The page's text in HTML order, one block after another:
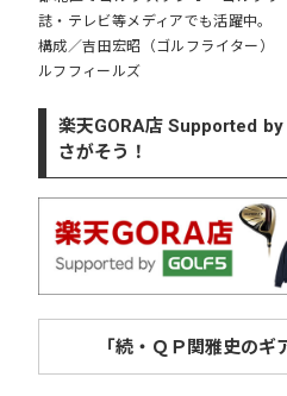
誌・テレビ等メディアでも活躍中。
構成／吉田宏昭（ゴルフライター
ルフフィールズ
楽天GORA店 Supported
さがそう！
「続・ＱＰ関雅史の